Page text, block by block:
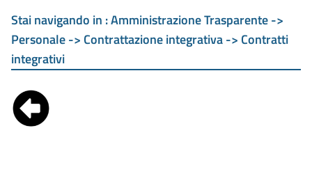
Stai navigando in :Amministrazione Trasparente ->
Personale -> Contrattazione integrativa -> Contratti
integrativi